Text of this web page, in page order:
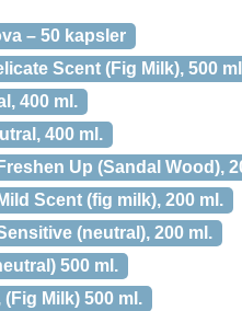
– 50 kapsler
Scent (Fig Milk), 500
400 ml.
400 ml.
Up (Sandal Wood),
Scent (fig milk), 200 ml.
(neutral), 200 ml.
500 ml.
Milk) 500 ml.